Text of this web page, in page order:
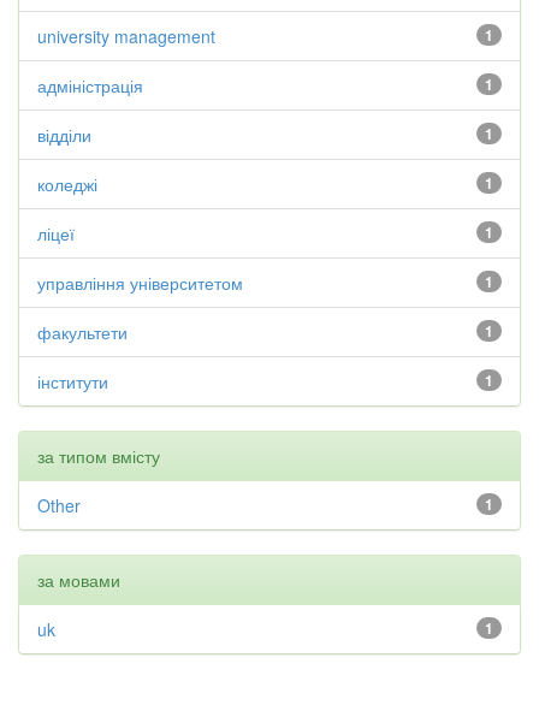
1
university management
1
адміністрація
1
відділи
1
коледжі
1
ліцеї
1
управління університетом
1
факультети
1
інститути
за типом вмісту
1
Other
за мовами
1
uk